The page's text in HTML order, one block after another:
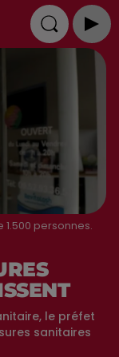
personnes.
le préfet
sanitaires